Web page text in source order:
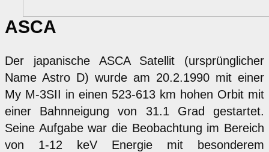
ASCA
Der japanische ASCA Satellit (ursprünglicher
Name Astro D) wurde am 20.2.1990 mit einer
My M-3SII in einen 523-613 km hohen Orbit mit
einer Bahnneigung von 31.1 Grad gestartet.
Seine Aufgabe war die Beobachtung im Bereich
von 1-12 keV Energie mit besonderem